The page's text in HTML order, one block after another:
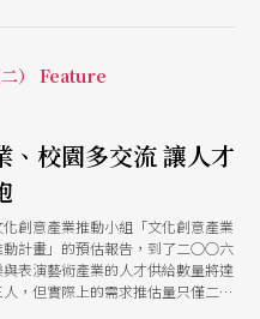
化中心當成花草一樣照顧，後來知
人是對的，某些事情就會被做對。
中心卅年，確實有著人本思維的軌
環境、人事變換而更迭。但過去十
回不只是場地提供者，而是把團隊
目一樣的對待。許多人說：在臺南
像回家。 如果說藝術行政是協助
，是藝術家與社會大眾之間的橋
對文化館所的想像也是相同的。而
南文化中心，像是一個花園，有許
） Feature
、校園多交流 讓人才
創意產業推動小組「文化創意產業
動計畫」的預估報告，到了二○○六
表演藝術產業的人才供給數量將達
，但實際上的需求推估量只僅二百